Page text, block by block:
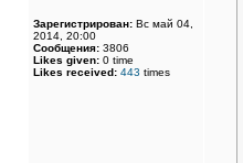
Зарегистрирован: Вс май 04,
2014, 20:00
Сообщения: 3806
Likes given: 0 time
Likes received: 443 times